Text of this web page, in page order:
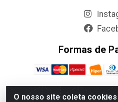
O nosso site coleta
Formas de